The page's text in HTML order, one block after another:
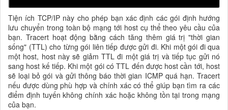
Tiện ích TCP/IP này cho phép bạn xác định các gói định hướng
lưu chuyển trong toàn bộ mạng tới host cụ thể theo yêu cầu của
bạn. Tracert hoạt động bằng cách tăng thêm giá trị "thời gian
sống" (TTL) cho từng gói liên tiếp được gửi đi. Khi một gói đi qua
một host, host này sẽ giảm TTL đi một giá trị và tiếp tục gửi nó
sang host kế tiếp. Khi một gói có TTL đến được host cần tới, host
sẽ loại bỏ gói và gửi thông báo thời gian ICMP quá hạn. Tracert
nếu được dùng phù hợp và chính xác có thể giúp bạn tìm ra các
điểm định tuyến không chính xác hoặc không tồn tại trong mạng
của bạn.